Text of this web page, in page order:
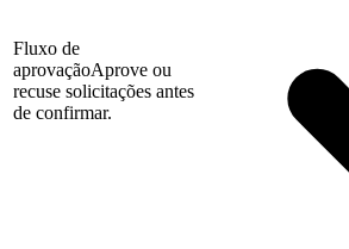
Fluxo de
aprovaçãoAprove ou
recuse solicitações antes
de confirmar.